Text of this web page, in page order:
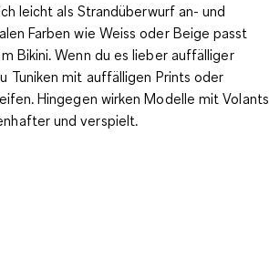
leicht als Strandüberwurf an- und
Farben wie Weiss oder Beige passt
Bikini. Wenn du es lieber auffälliger
Tuniken mit auffälligen Prints oder
Hingegen wirken Modelle mit Volants
und verspielt.